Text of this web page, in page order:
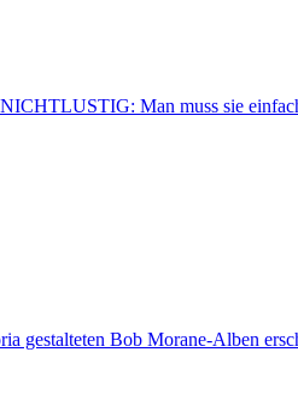
NICHTLUSTIG: Man muss sie
gestalteten Bob Morane-Alben